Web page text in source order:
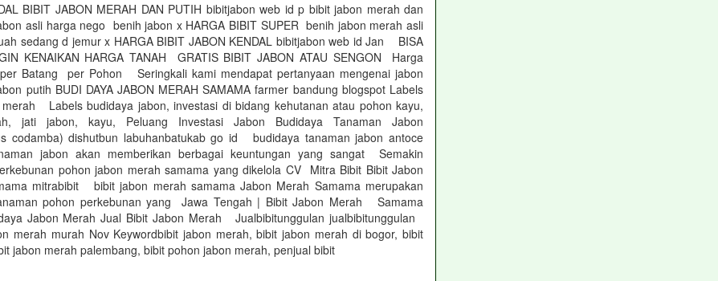
BIBIT JABON MERAH DAN PUTIH bibitjabon web id p bibit jabon merah dan
asli harga nego benih jabon x HARGA BIBIT SUPER benih jabon merah asli
sedang d jemur x HARGA BIBIT JABON KENDAL bibitjabon web id Jan BISA
KENAIKAN HARGA TANAH GRATIS BIBIT JABON ATAU SENGON Harga
Batang per Pohon Seringkali kami mendapat pertanyaan mengenai jabon
putih BUDI DAYA JABON MERAH SAMAMA farmer bandung blogspot Labels
Labels budidaya jabon, investasi di bidang kehutanan atau pohon kayu,
jati jabon, kayu, Peluang Investasi Jabon Budidaya Tanaman Jabon
codamba) dishutbun labuhanbatukab go id budidaya tanaman jabon antoce
jabon akan memberikan berbagai keuntungan yang sangat Semakin
pohon jabon merah samama yang dikelola CV Mitra Bibit Bibit Jabon
mitrabibit bibit jabon merah samama Jabon Merah Samama merupakan
pohon perkebunan yang Jawa Tengah | Bibit Jabon Merah Samama
Jabon Merah Jual Bibit Jabon Merah Jualbibitunggulan jualbibitunggulan
merah murah Nov Keywordbibit jabon merah, bibit jabon merah di bogor, bibit
jabon merah palembang, bibit pohon jabon merah, penjual bibit